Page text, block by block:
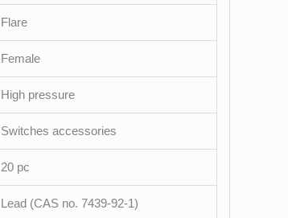
Flare
Female
High pressure
Switches accessories
20 pc
Lead (CAS no. 7439-92-1)